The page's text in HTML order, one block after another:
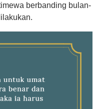
berbanding bulan-